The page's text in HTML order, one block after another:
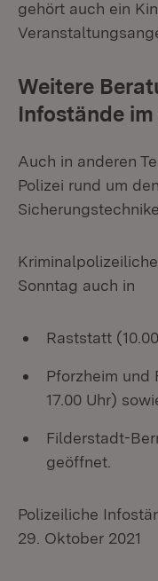
gehört auch ein
Weitere
Infostände
Auch in anderen
Polizei rund um
Sonntag auch in
Raststatt
Pforzheim und
17.00 Uhr)
Filderstadt-
geöffnet.
Polizeiliche
29. Oktober 2021